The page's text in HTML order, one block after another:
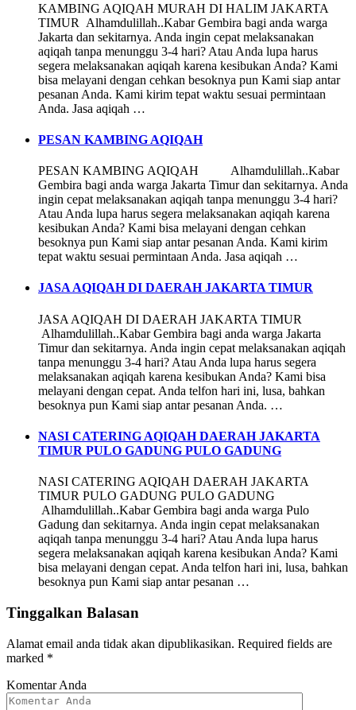
KAMBING AQIQAH MURAH DI HALIM JAKARTA
TIMUR Alhamdulillah..Kabar Gembira bagi anda warga
Jakarta dan sekitarnya. Anda ingin cepat melaksanakan
aqiqah tanpa menunggu 3-4 hari? Atau Anda lupa harus
segera melaksanakan aqiqah karena kesibukan Anda? Kami
bisa melayani dengan cehkan besoknya pun Kami siap antar
pesanan Anda. Kami kirim tepat waktu sesuai permintaan
Anda. Jasa aqiqah …
PESAN KAMBING AQIQAH
PESAN KAMBING AQIQAH Alhamdulillah..Kabar
Gembira bagi anda warga Jakarta Timur dan sekitarnya. Anda
ingin cepat melaksanakan aqiqah tanpa menunggu 3-4 hari?
Atau Anda lupa harus segera melaksanakan aqiqah karena
kesibukan Anda? Kami bisa melayani dengan cehkan
besoknya pun Kami siap antar pesanan Anda. Kami kirim
tepat waktu sesuai permintaan Anda. Jasa aqiqah …
JASA AQIQAH DI DAERAH JAKARTA TIMUR
JASA AQIQAH DI DAERAH JAKARTA TIMUR
Alhamdulillah..Kabar Gembira bagi anda warga Jakarta
Timur dan sekitarnya. Anda ingin cepat melaksanakan aqiqah
tanpa menunggu 3-4 hari? Atau Anda lupa harus segera
melaksanakan aqiqah karena kesibukan Anda? Kami bisa
melayani dengan cepat. Anda telfon hari ini, lusa, bahkan
besoknya pun Kami siap antar pesanan Anda. …
NASI CATERING AQIQAH DAERAH JAKARTA
TIMUR PULO GADUNG PULO GADUNG
NASI CATERING AQIQAH DAERAH JAKARTA
TIMUR PULO GADUNG PULO GADUNG
Alhamdulillah..Kabar Gembira bagi anda warga Pulo
Gadung dan sekitarnya. Anda ingin cepat melaksanakan
aqiqah tanpa menunggu 3-4 hari? Atau Anda lupa harus
segera melaksanakan aqiqah karena kesibukan Anda? Kami
bisa melayani dengan cepat. Anda telfon hari ini, lusa, bahkan
besoknya pun Kami siap antar pesanan …
Tinggalkan Balasan
Alamat email anda tidak akan dipublikasikan. Required fields are
marked *
Komentar Anda